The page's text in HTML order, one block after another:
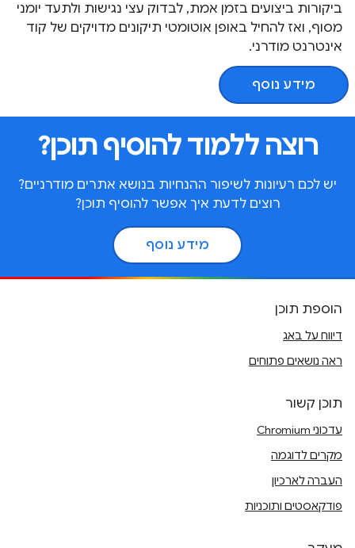
ביקורות ביצועים בזמן אמת, לבדוק עצי נגישות ולתעד יומני
מסוף, ואז להחיל באופן אוטומטי תיקונים מדויקים של קוד
אינטרנט מודרני.
מידע נוסף
רוצה ללמוד להוסיף תוכן?
יש לכם רעיונות לשיפור ההנחיות בנושא אתרים מודרניים?
רוצים לדעת איך אפשר להוסיף תוכן?
מידע נוסף
הוספת תוכן
דיווח על באג
ראה נושאים פתוחים
תוכן קשור
עדכוני Chromium
מקרים לדוגמה
העברה לארכיון
פודקאסטים ותוכניות